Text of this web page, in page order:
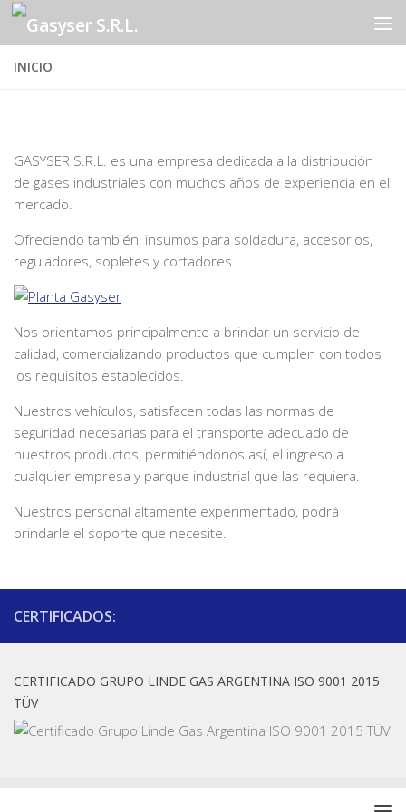
Saltar al contenido
INICIO
GASYSER S.R.L. es una empresa dedicada a la distribución
de gases industriales con muchos años de experiencia en el
mercado.
Ofreciendo también, insumos para soldadura, accesorios,
reguladores, sopletes y cortadores.
Nos orientamos principalmente a brindar un servicio de
calidad, comercializando productos que cumplen con todos
los requisitos establecidos.
Nuestros vehículos, satisfacen todas las normas de
seguridad necesarias para el transporte adecuado de
nuestros productos, permitiéndonos así, el ingreso a
cualquier empresa y parque industrial que las requiera.
Nuestros personal altamente experimentado, podrá
brindarle el soporte que necesite.
CERTIFICADOS:
CERTIFICADO GRUPO LINDE GAS ARGENTINA ISO 9001 2015
TÜV